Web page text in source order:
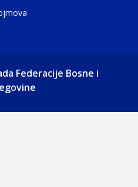
Federacije Bosne i